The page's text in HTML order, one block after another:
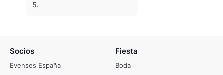
5.
Socios
Evenses España
Fiesta
Boda